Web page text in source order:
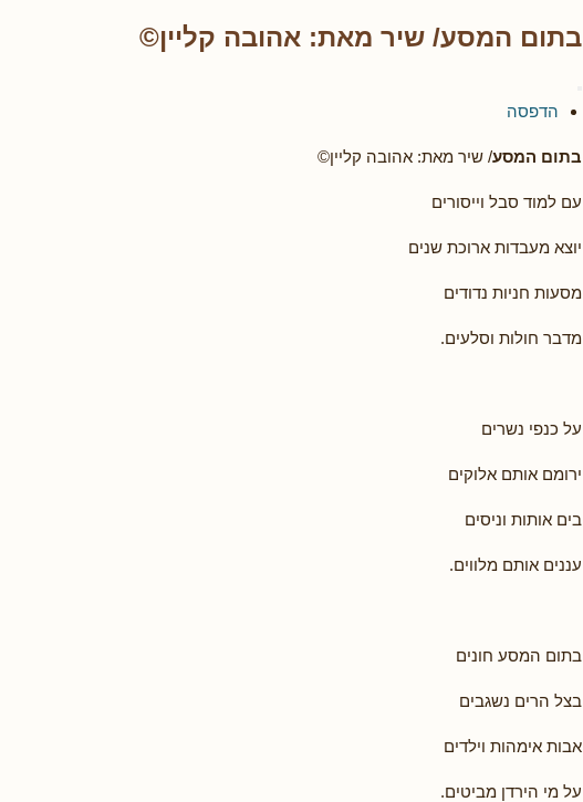
בתום המסע/ שיר מאת: אהובה קליין©
הדפסה
בתום המסע/ שיר מאת: אהובה קליין©
עם למוד סבל וייסורים
יוצא מעבדות ארוכת שנים
מסעות חניות נדודים
מדבר חולות וסלעים.
על כנפי נשרים
ירומם אותם אלוקים
בים אותות וניסים
עננים אותם מלווים.
בתום המסע חונים
בצל הרים נשגבים
אבות אימהות וילדים
על מי הירדן מביטים.